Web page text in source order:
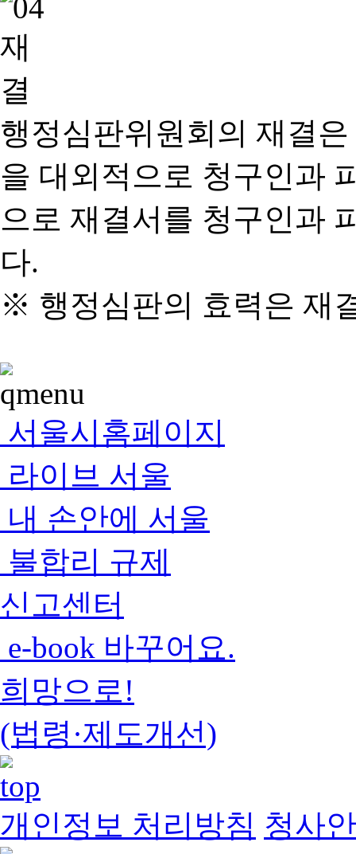
행정심판위원회의 재결
을 대외적으로 청구인과
으로 재결서를 청구인과
다.
※ 행정심판의 효력은 재
서울시홈페이지
라이브 서울
내 손안에 서울
불합리 규제
신고센터
e-book 바꾸어요.
희망으로!
(법령·제도개선)
개인정보 처리방침 청사